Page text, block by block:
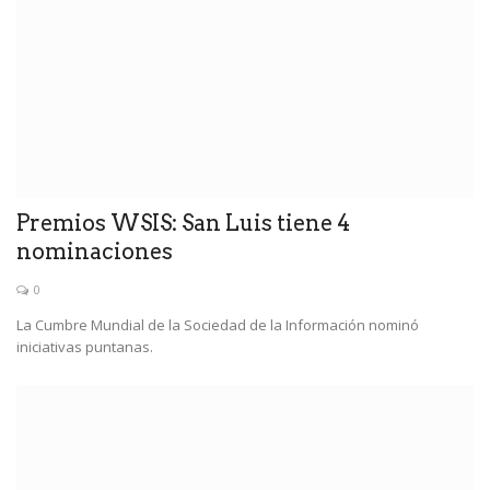
Premios WSIS: San Luis tiene 4
nominaciones
0
La Cumbre Mundial de la Sociedad de la Información nominó
iniciativas puntanas.